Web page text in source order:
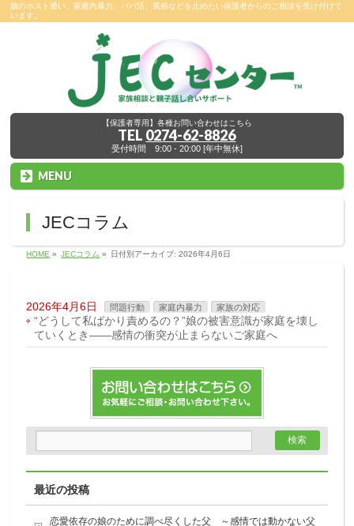
娘のホスト通い、家庭内暴力、パパ活、風俗などを止めたい保護者からのご相談を受け付けて
います。
【保護者専用】各種お問い合わせはこちら
TEL 0274-62-8826
受付時間 9:00 - 20:00 [年中無休]
MENU
JECコラム
HOME » JECコラム » 日付別アーカイブ: 2026年4月6日
2026年4月6日 問題行動 家庭内暴力 家族の対応
“どうして私ばかり責めるの？”娘の被害意識が家庭を壊し
ていくとき――感情の衝突が止まらないご家庭へ
最近の投稿
恋愛依存の娘のために調べ尽くした父 ～感情では動かない父